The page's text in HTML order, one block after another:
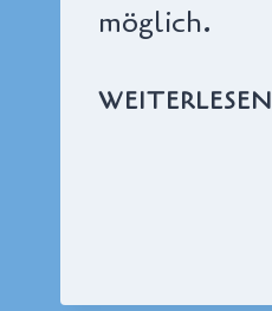
möglich.
WEITERLESEN